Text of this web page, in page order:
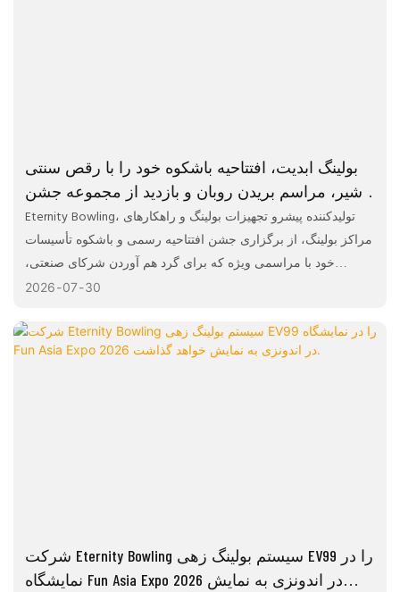
بولینگ ابدیت، افتتاحیه باشکوه خود را با رقص سنتی
شیر، مراسم بریدن روبان و بازدید از مجموعه جشن
می‌گیرد.
Eternity Bowling، تولیدکننده پیشرو تجهیزات بولینگ و راهکارهای
مراکز بولینگ، از برگزاری جشن افتتاحیه رسمی و باشکوه تأسیسات
خود با مراسمی ویژه که برای گرد هم آوردن شرکای صنعتی،
مشتریان و مهمانان برجسته طراحی شده است، خبر داد. این رویداد
سنتی شیر، فرصت‌های شبکه‌سازی و یک تور اختصاصی با راهنما از
نمایشگاه و امکانات شرکت خواهد بود.
2026 07 30
شرکت Eternity Bowling سیستم بولینگ زهی EV99 را در
نمایشگاه Fun Asia Expo 2026 در اندونزی به نمایش